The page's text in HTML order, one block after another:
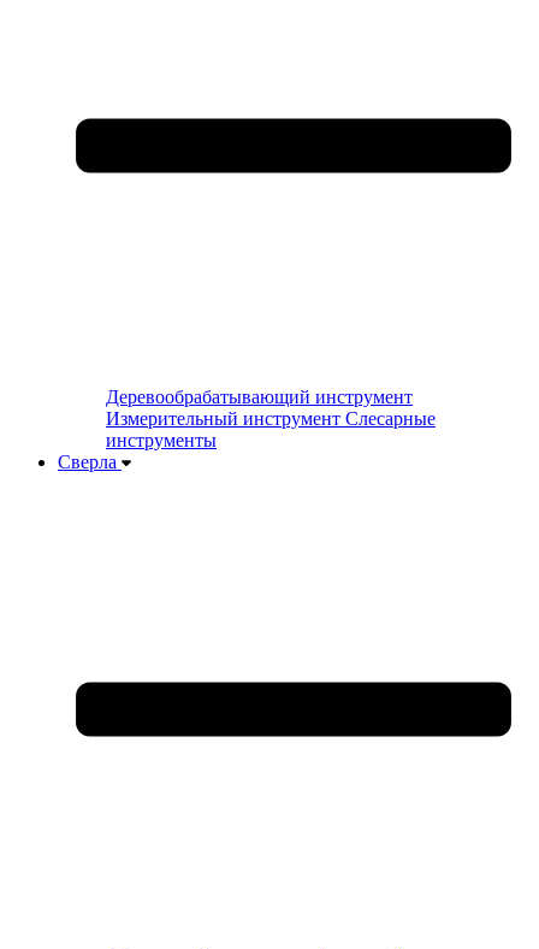
Деревообрабатывающий инструмент
Измерительный инструмент Слесарные
инструменты
Сверла